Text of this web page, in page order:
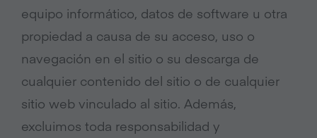
equipo informático, datos de software u otra
propiedad a causa de su acceso, uso o
navegación en el sitio o su descarga de
cualquier contenido del sitio o de cualquier
sitio web vinculado al sitio. Además,
excluimos toda responsabilidad y